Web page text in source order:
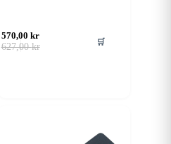
627,00kr
Opprinnelig
570,00kr
Nåværende
🛒